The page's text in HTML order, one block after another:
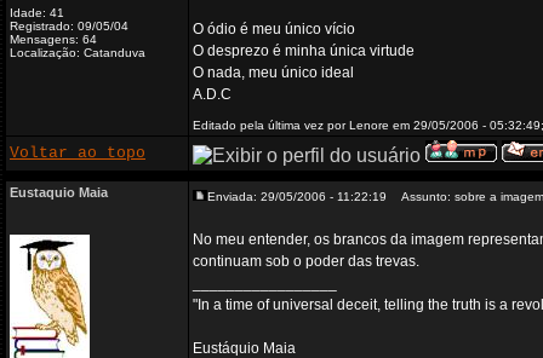
Idade: 41
Registrado: 09/05/04
Mensagens: 64
Localização: Catanduva
O ódio é meu único vício
O desprezo é minha única virtude
O nada, meu único ideal
A.D.C
Editado pela última vez por Lenore em 29/05/2006 -
Voltar ao topo
Eustaquio Maia Enviada: 29/05/2006 - 11:22:19 Assunto: sobre a imagem
No meu entender, os brancos da imagem
continuam sob o poder das trevas.
"In a time of universal deceit, telling the truth is a
Eustáquio Maia